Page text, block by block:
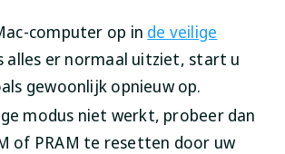
computer op in de veilige
alles er normaal uitziet, start u
gewoonlijk opnieuw op.
modus niet werkt, probeer dan
of PRAM te resetten door uw